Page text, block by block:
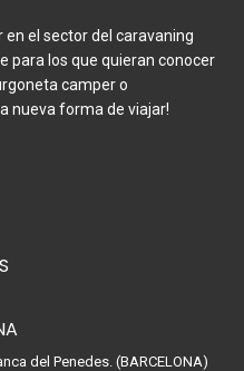
el sector del caravaning
para los que quieran conocer
camper o
nueva forma de viajar!
del Penedes. (BARCELONA)